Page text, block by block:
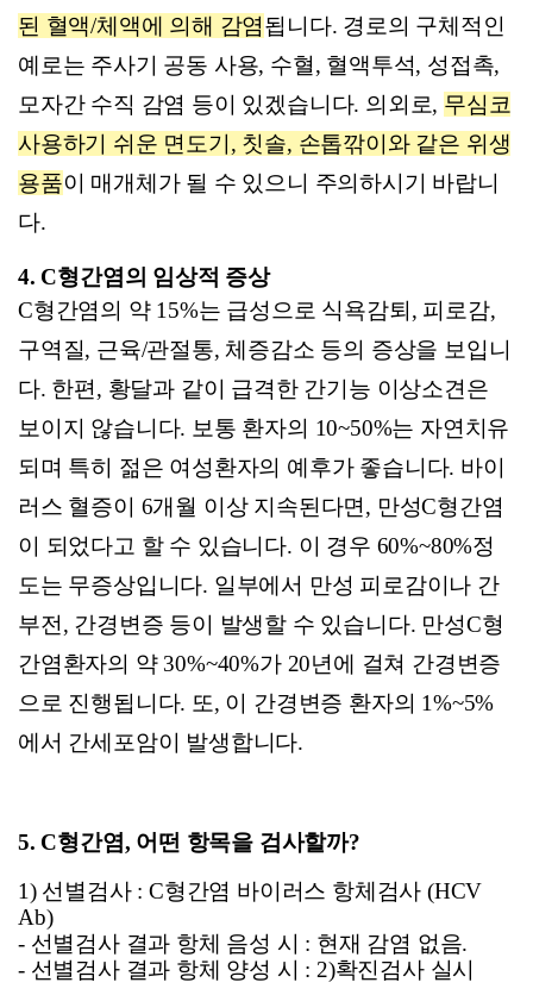
된 혈액/체액에 의해 감염됩니다. 경로의 구체적인
예로는 주사기 공동 사용, 수혈, 혈액투석, 성접촉,
모자간 수직 감염 등이 있겠습니다. 의외로, 무심코
사용하기 쉬운 면도기, 칫솔, 손톱깎이와 같은 위생
용품이 매개체가 될 수 있으니 주의하시기 바랍니
다.
4. C형간염의 임상적 증상
C형간염의 약 15%는 급성으로 식욕감퇴, 피로감,
구역질, 근육/관절통, 체증감소 등의 증상을 보입니
다. 한편, 황달과 같이 급격한 간기능 이상소견은
보이지 않습니다. 보통 환자의 10~50%는 자연치유
되며 특히 젊은 여성환자의 예후가 좋습니다. 바이
러스 혈증이
6개월 이상 지속된다면 , 만성C형간염
이 되었다고 할 수 있습니다. 이 경우 60%~80%정
도는 무증상입니다. 일부에서 만성 피로감이나 간
부전, 간경변증 등이 발생할 수 있습니다. 만성C형
간염환자의 약30%~40%가20년에 걸쳐 간경변증
으로 진행됩니다. 또, 이 간경변증 환자의 1%~5%
에서 간세포암이 발생합니다.
5. C형간염, 어떤 항목을 검사할까?
1) 선별검사 : C형간염 바이러스 항체검사 (HCV
Ab)
- 선별검사 결과 항체 음성 시 : 현재 감염 없음.
- 선별검사 결과 항체 양성 시 : 2)확진검사 실시